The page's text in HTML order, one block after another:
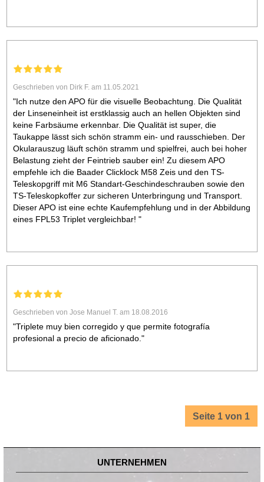
Geschrieben von Dirk F. am 11.05.2021
"Ich nutze den APO für die visuelle Beobachtung. Die Qualität
der Linseneinheit ist erstklassig auch an hellen Objekten sind
keine Farbsäume erkennbar. Die Qualität ist super, die
Taukappe lässt sich schön stramm ein- und rausschieben. Der
Okularauszug läuft schön stramm und spielfrei, auch bei hoher
Belastung zieht der Feintrieb sauber ein! Zu diesem APO
empfehle ich die Baader Clicklock M58 Zeis und den TS-
Teleskopgriff mit M6 Standart-Geschindeschrauben sowie den
TS-Teleskopkoffer zur sicheren Unterbringung und Transport.
Dieser APO ist eine echte Kaufempfehlung und in der Abbildung
eines FPL53 Triplet vergleichbar! "
Geschrieben von Jose Manuel T. am 18.08.2016
"Triplete muy bien corregido y que permite fotografía
profesional a precio de aficionado."
Seite 1 von 1
UNTERNEHMEN